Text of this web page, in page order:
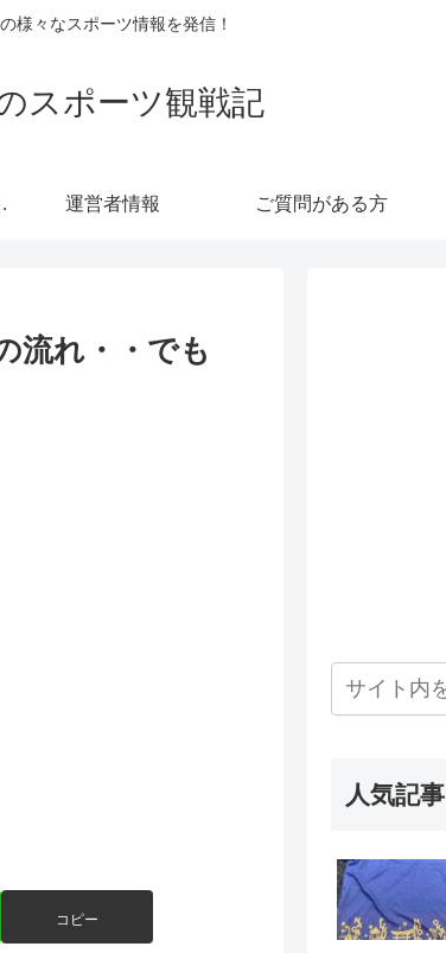
様々なスポーツ情報を発信！
スポーツ観戦記
島査定実戦編！ 運営者情報 ご質問がある方
流れ・・でも
コピー
人気記事